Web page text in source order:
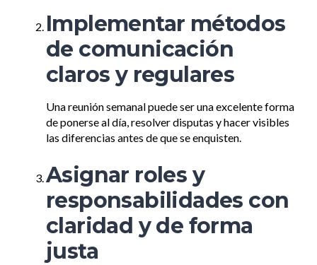
Implementar métodos
de comunicación
claros y regulares
Una reunión semanal puede ser una excelente forma
de ponerse al día, resolver disputas y hacer visibles
las diferencias antes de que se enquisten.
Asignar roles y
responsabilidades con
claridad y de forma
justa